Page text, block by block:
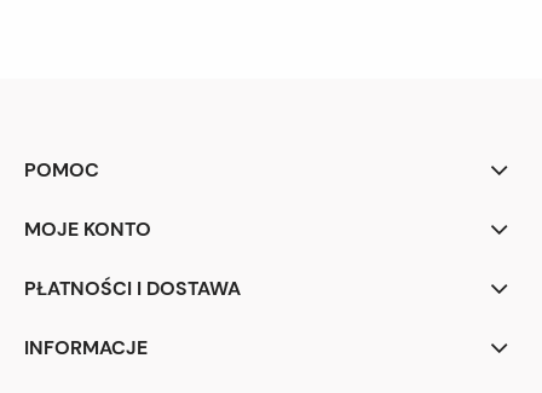
POMOC
MOJE KONTO
PŁATNOŚCI I DOSTAWA
INFORMACJE